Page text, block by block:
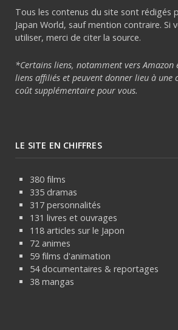
Tous les contenus du site sont rédigés
Japan World, sauf mention contraire. Si
utiliser, merci de citer la source.
*Certains liens, notamment vers Amazon
liens affiliés et peuvent donner lieu à une
coût supplémentaire pour vous.
LE SITE EN CHIFFRES
380 films
335 dramas
317 personnalités
131 livres et ouvrages
118 articles sur le Japon
72 animes
59 films d'animation
54 documentaires & reportages
38 mangas